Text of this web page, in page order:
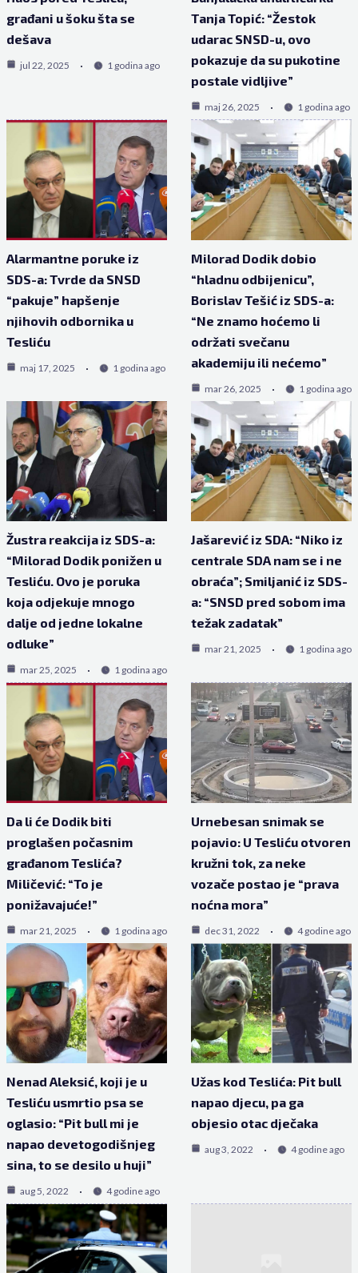
građani u šoku šta se
dešava
jul 22, 2025 1 godina ago
Tanja Topić: “Žestok
udarac SNSD-u, ovo
pokazuje da su pukotine
postale vidljive”
maj 26, 2025 1 godina ago
Alarmantne poruke iz
SDS-a: Tvrde da SNSD
“pakuje” hapšenje
njihovih odbornika u
Tesliću
maj 17, 2025 1 godina ago
Milorad Dodik dobio
“hladnu odbijenicu”,
Borislav Tešić iz SDS-a:
“Ne znamo hoćemo li
održati svečanu
akademiju ili nećemo”
mar 26, 2025 1 godina ago
Žustra reakcija iz SDS-a:
“Milorad Dodik ponižen u
Tesliću. Ovo je poruka
koja odjekuje mnogo
dalje od jedne lokalne
odluke”
mar 25, 2025 1 godina ago
Jašarević iz SDA: “Niko iz
centrale SDA nam se i ne
obraća”; Smiljanić iz SDS-
a: “SNSD pred sobom ima
težak zadatak”
mar 21, 2025 1 godina ago
Da li će Dodik biti
proglašen počasnim
građanom Teslića?
Miličević: “To je
ponižavajuće!”
mar 21, 2025 1 godina ago
Urnebesan snimak se
pojavio: U Tesliću otvoren
kružni tok, za neke
vozače postao je “prava
noćna mora”
dec 31, 2022 4 godine ago
Nenad Aleksić, koji je u
Tesliću usmrtio psa se
oglasio: “Pit bull mi je
napao devetogodišnjeg
sina, to se desilo u huji”
aug 5, 2022 4 godine ago
Užas kod Teslića: Pit bull
napao djecu, pa ga
objesio otac dječaka
aug 3, 2022 4 godine ago